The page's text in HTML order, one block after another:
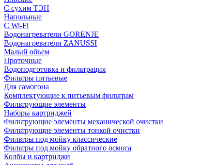
С сухим ТЭН
Напольные
С Wi-Fi
Водонагреватели GORENJE
Водонагреватели ZANUSSI
Малый объем
Проточные
Водоподготовка и фильтрация
Фильтры питьевые
Для самогона
Комплектующие к питьевым фильтрам
Фильтрующие элементы
Наборы картриджей
Фильтрующие элементы механической очистки
Фильтрующие элементы тонкой очистки
Фильтры под мойку классические
Фильтры под мойку обратного осмоса
Колбы и картриджи